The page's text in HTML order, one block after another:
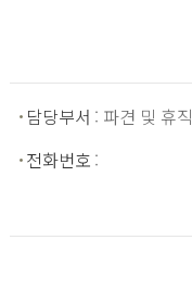
담당부서 : 파견 및 휴직
전화번호 :